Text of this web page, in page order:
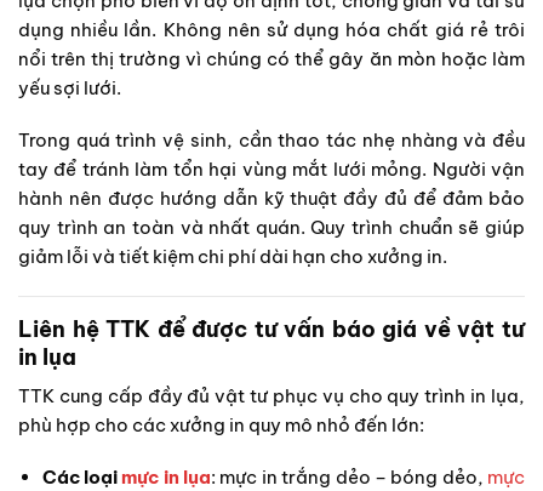
dụng nhiều lần. Không nên sử dụng hóa chất giá rẻ trôi
nổi trên thị trường vì chúng có thể gây ăn mòn hoặc làm
yếu sợi lưới.
Trong quá trình vệ sinh, cần thao tác nhẹ nhàng và đều
tay để tránh làm tổn hại vùng mắt lưới mỏng. Người vận
hành nên được hướng dẫn kỹ thuật đầy đủ để đảm bảo
quy trình an toàn và nhất quán. Quy trình chuẩn sẽ giúp
giảm lỗi và tiết kiệm chi phí dài hạn cho xưởng in.
Liên hệ TTK để được tư vấn báo giá về vật tư
in lụa
TTK cung cấp đầy đủ vật tư phục vụ cho quy trình in lụa,
phù hợp cho các xưởng in quy mô nhỏ đến lớn:
Các loạimực in lụa: mực in trắng dẻo – bóng dẻo, mực